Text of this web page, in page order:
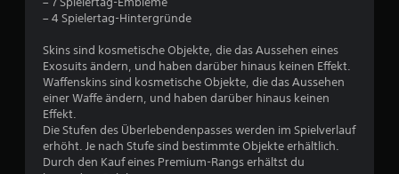
– 4 Spielertag-Hintergründe
Skins sind kosmetische Objekte, die das Aussehen eines
Exosuits ändern, und haben darüber hinaus keinen Effekt.
Waffenskins sind kosmetische Objekte, die das Aussehen
einer Waffe ändern, und haben darüber hinaus keinen
Effekt.
Die Stufen des Überlebendenpasses werden im Spielverlauf
erhöht. Je nach Stufe sind bestimmte Objekte erhältlich.
Durch den Kauf eines Premium-Rangs erhältst du